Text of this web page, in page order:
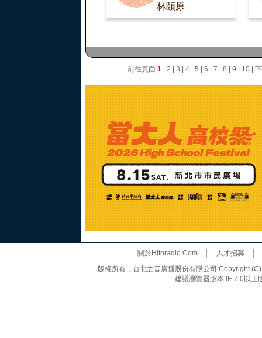
林頤原
前往頁面 1| 2 3 4| 5 6 7 8 9 10|
關於Hitoradio.Com│ 人才招募
版權所有，台北之音廣播股份有限公司 Copyright
建議瀏覽器版本 IE 7.0以上